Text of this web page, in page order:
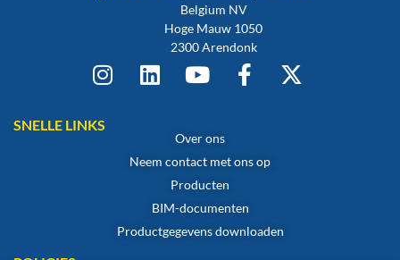
Belgium NV
Hoge Mauw 1050
2300 Arendonk
SNELLE LINKS
Over ons
Neem contact met ons op
Producten
BIM-documenten
Productgegevens downloaden